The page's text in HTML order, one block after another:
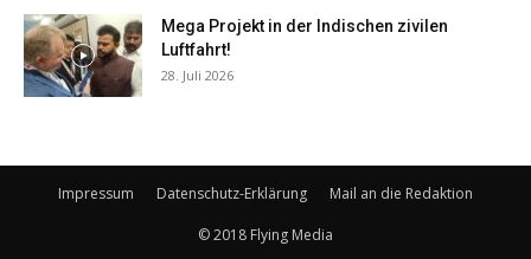
Mega Projekt in der Indischen zivilen
Luftfahrt!
28. Juli 2026
Impressum Datenschutz-Erklärung Mail an die Redaktion
© 2018 Flying Media